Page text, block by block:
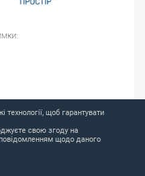
платформа
технології, щоб гарантувати
свою згоду на
щодо даного